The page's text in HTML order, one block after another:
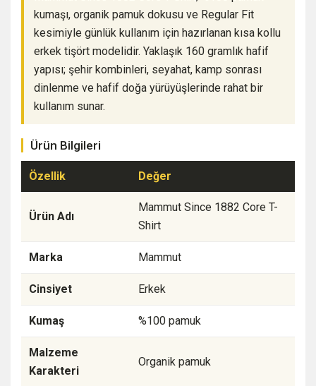
kumaşı, organik pamuk dokusu ve Regular Fit
kesimiyle günlük kullanım için hazırlanan kısa kollu
erkek tişört modelidir. Yaklaşık 160 gramlık hafif
yapısı; şehir kombinleri, seyahat, kamp sonrası
dinlenme ve hafif doğa yürüyüşlerinde rahat bir
kullanım sunar.
Ürün Bilgileri
Özellik Değer
Ürün Adı
Mammut Since 1882 Core T-
Shirt
Marka Mammut
Cinsiyet Erkek
Kumaş %100 pamuk
Malzeme
Karakteri
Organik pamuk